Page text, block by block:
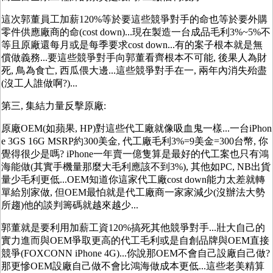
這次郭董員工加薪120%等於要這些競爭對手的命也等於要外購
零件供應廠商的命(cost down)...現在製造一台成品毛利3%~5%不
等且原廠還每月或是每季要求cost down...有的案子根本就是無
償做義務...要這些競爭對手向郭董看齊根本不可能, 後果人為財
死, 鳥為食亡, 西瓜偎大邊...這些競爭對手在一, 兩年內消失殆盡
(沒工人誰做啊?)...
第三, 集結力量反擊原廠:
原廠OEM(如蘋果, HP)對這些代工廠就像吸血鬼一樣...一台iPhon
e 3GS 16G MSRP約300美金, 代工廠毛利3%=9美金=300台幣, 你
覺得很少是嗎? iPhone一年賣一億隻算是最好的代工案也只有鴻
海能做(其實手機量那麼大毛利應該不到3%), 其他如PC, NB出貨
量少毛利更低...OEM知道你這家代工廠cost down能力太差就轉
單給別家做, 但OEM最怕就是代工廠商一家家減少(沒辦法大勢
所趨)他的談判籌碼就越來越少...
郭董就是要利用加薪工資120%搞死其他競爭對手...壯大自己的
實力進而與OEM爭取更高的代工毛利或是自創品牌與OEM直接
競爭(FOXCONN iPhone 4G)...你說那OEM不會自己設廠自己做?
那更慘OEM設廠自己做不會比鴻海做成本更低...這些老美精算